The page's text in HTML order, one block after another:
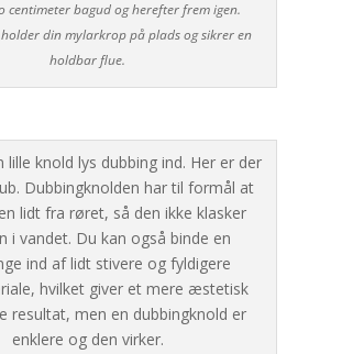
centimeter bagud og herefter frem igen.
din mylarkrop på plads og sikrer en
holdbar flue.